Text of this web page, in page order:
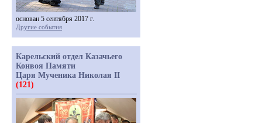
основан 5 сентября 2017 г.
Другие события
Карельский отдел Казачьего
Конвоя Памяти
Царя Мученика Николая II
(121)